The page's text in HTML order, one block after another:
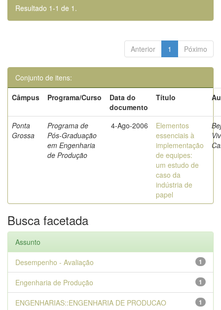
Resultado 1-1 de 1.
Anterior 1 Póximo
Conjunto de itens:
Câmpus
Programa/Curso
Data do
documento
Título
Ponta
Grossa
Programa de
Pós-Graduação
em Engenharia
de Produção
4-Ago-2006
Elementos
essenciais à
implementação
de equipes:
um estudo de
caso da
indústria de
papel
Busca facetada
Assunto
1
Desempenho - Avaliação
1
Engenharia de Produção
1
ENGENHARIAS::ENGENHARIA DE PRODUCAO